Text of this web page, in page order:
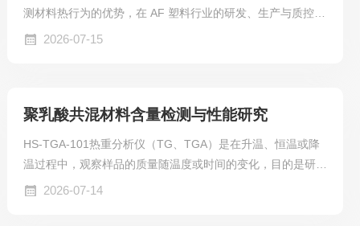
测材料热行为的优势，在 AF 塑料行业的研发、生产与质控环
节发挥着不可替代的作用，成为把控材料性能、优化生产工艺
2026-07-15
聚乳酸共混材料含量检测与性能研究
HS-TGA-101热重分析仪（TG、TGA）是在升温、恒温或降
温过程中，观察样品的质量随温度或时间的变化，目的是研究
材料的热稳定性和组份。广泛应用于塑料、橡胶、涂料、药
2026-07-14